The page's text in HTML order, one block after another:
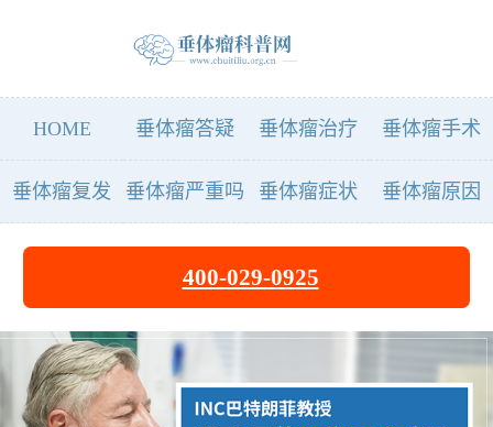
HOME 垂体瘤答疑 垂体瘤治疗 垂体瘤手术
垂体瘤复发 垂体瘤严重吗 垂体瘤症状 垂体瘤原因
400-029-0925